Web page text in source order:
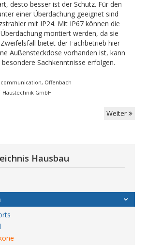
desto besser ist der Schutz. Für den
einer Überdachung geeignet sind
mit IP24. Mit IP67 können die
montiert werden, da sie
bietet der Fachbetrieb hier
Außensteckdose vorhanden ist, kann
Sachkenntnisse erfolgen.
Offenbach
Haustechnik GmbH
Weiter
Hausbau